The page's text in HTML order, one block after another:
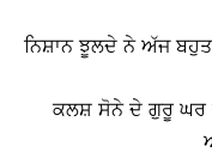
ਨਿਸ਼ਾਨ ਝੂਲਦੇ ਨੇ ਅੱਜ
ਕਲਸ਼ ਸੋਨੇ ਦੇ ਗੁਰੂ ਘਰ